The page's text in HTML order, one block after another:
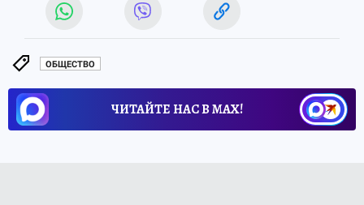
ОБЩЕСТВО
ЧИТАЙТЕ НАС В МАХ!